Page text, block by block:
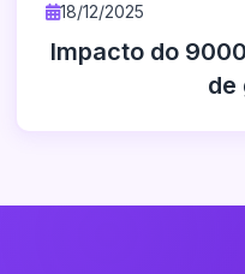
18/12/2025
Impacto do
de